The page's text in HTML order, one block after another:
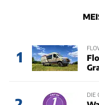
1
DIE